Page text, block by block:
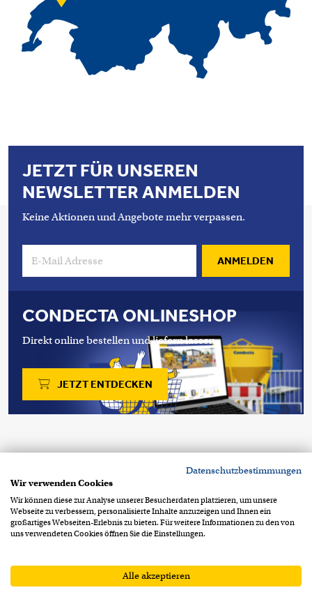
JETZT FÜR UNSEREN
NEWSLETTER ANMELDEN
Keine Aktionen und Angebote mehr verpassen.
ANMELDEN
CONDECTA ONLINESHOP
Direkt online bestellen und liefern lassen.
JETZT ENTDECKEN
CH-8409 Winterthur
Footer Info MenuDatenschutzerklärung
Impressum
AEB
Datenschutzbestimmungen
Wir verwenden Cookies
Wir können diese zur Analyse unserer Besucherdaten platzieren, um unsere
Webseite zu verbessern, personalisierte Inhalte anzuzeigen und Ihnen ein
großartiges Webseiten-Erlebnis zu bieten. Für weitere Informationen zu den von
uns verwendeten Cookies öffnen Sie die Einstellungen.
Alle akzeptieren